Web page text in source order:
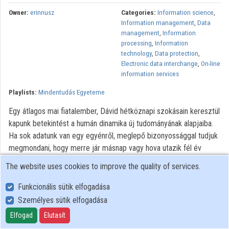
Contributors
Owner: erinnusz Categories: Information science,
Information management, Data
management, Information
processing, Information
technology, Data protection,
Electronic data interchange, On-line
information services
Playlists: Mindentudás Egyeteme
Egy átlagos mai fiatalember, Dávid hétköznapi szokásain keresztül
kapunk betekintést a humán dinamika új tudományának alapjaiba.
Ha sok adatunk van egy egyénről, meglepő bizonyossággal tudjuk
megmondani, hogy merre jár másnap vagy hova utazik fél év
múlva? Hazai és külföldi szakértők beszélnek a modern világban
magunk után hagyott irdatlan mennyiségű digitális „lábnyom“
elemzésének új módszereiről, az ezekből kiolvasható
törvényszerűségekről és az új tudás gazdasági, kereskedelmi
vagy épp várostervezési alkalmazásairól.
The website uses cookies to improve the quality of services.
Funkcionális sütik elfogadása
Személyes sütik elfogadása
Elfogad Elutasít